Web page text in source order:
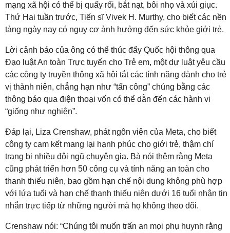
mạng xã hội có thể bị quấy rối, bắt nạt, bôi nhọ và xúi giục.
Thứ Hai tuần trước, Tiến sĩ Vivek H. Murthy, cho biết các nền
tảng ngày nay có nguy cơ ảnh hưởng đến sức khỏe giới trẻ.
Lời cảnh báo của ông có thể thúc đẩy Quốc hội thông qua
Đạo luật An toàn Trực tuyến cho Trẻ em, một dự luật yêu cầu
các công ty truyền thông xã hội tắt các tính năng dành cho trẻ
vị thành niên, chẳng hạn như “tấn công” chúng bằng các
thông báo qua điện thoại vốn có thể dẫn đến các hành vi
“giống như nghiện”.
Đáp lại, Liza Crenshaw, phát ngôn viên của Meta, cho biết
công ty cam kết mang lại hạnh phúc cho giới trẻ, thậm chí
trang bị nhiều đội ngũ chuyên gia. Bà nói thêm rằng Meta
cũng phát triển hơn 50 công cụ và tính năng an toàn cho
thanh thiếu niên, bao gồm hạn chế nội dung không phù hợp
với lứa tuổi và hạn chế thanh thiếu niên dưới 16 tuổi nhận tin
nhắn trực tiếp từ những người mà họ không theo dõi.
Crenshaw nói: “Chúng tôi muốn trấn an mọi phụ huynh rằng